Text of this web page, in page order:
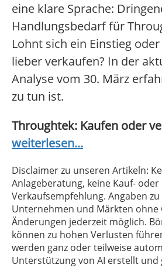
eine klare Sprache:
Handlungsbedarf für
Lohnt sich ein Einstieg
lieber verkaufen? In der
Analyse vom 30. März
zu tun ist.
Throughtek: Kaufen oder
weiterlesen...
Disclaimer zu unseren Artikeln:
Anlageberatung, keine Kauf- oder
Verkaufsempfehlung. Angaben zu
Unternehmen und Märkten ohne
Änderungen jederzeit möglich.
können zu hohen Verlusten
werden ganz oder teilweise
Unterstützung von AI erstellt und